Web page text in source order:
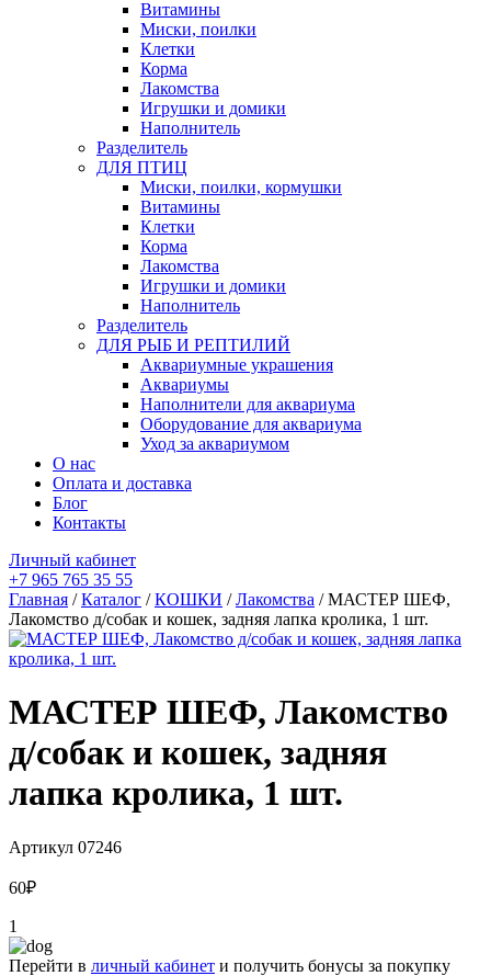
Витамины
Миски, поилки
Клетки
Корма
Лакомства
Игрушки и домики
Наполнитель
Разделитель
ДЛЯ ПТИЦ
Миски, поилки, кормушки
Витамины
Клетки
Корма
Лакомства
Игрушки и домики
Наполнитель
Разделитель
ДЛЯ РЫБ И РЕПТИЛИЙ
Аквариумные украшения
Аквариумы
Наполнители для аквариума
Оборудование для аквариума
Уход за аквариумом
О нас
Оплата и доставка
Блог
Контакты
Личный кабинет
+7 965 765 35 55
Главная /Каталог /КОШКИ /Лакомства / МАСТЕР ШЕФ,
Лакомство д/собак и кошек, задняя лапка кролика, 1 шт.
МАСТЕР ШЕФ, Лакомство
д/собак и кошек, задняя
лапка кролика, 1 шт.
Артикул 07246
60₽
1
Перейти в личный кабинет и получить бонусы за покупку